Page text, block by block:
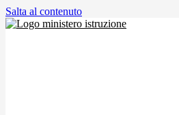
Salta al contenuto